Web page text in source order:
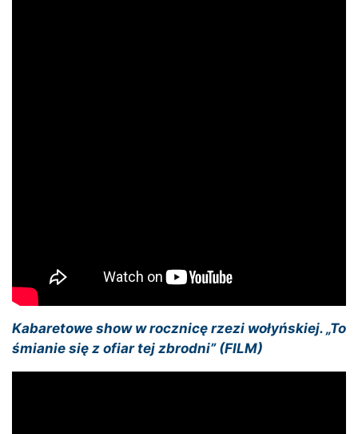
Kabaretowe show w rocznicę rzezi wołyńskiej. „To
śmianie się z ofiar tej zbrodni” (FILM)